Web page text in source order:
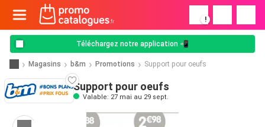
!
Téléchargez notre application 📲
Magasins b&m Promotions Support pour oeufs
Support pour oeufs
Valable: 27 mai au 29 sept.